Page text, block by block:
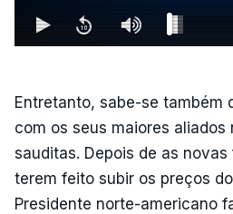
Entretanto, sabe-se também
com os seus maiores aliados
sauditas. Depois de as
terem feito subir os preços
Presidente norte-americano